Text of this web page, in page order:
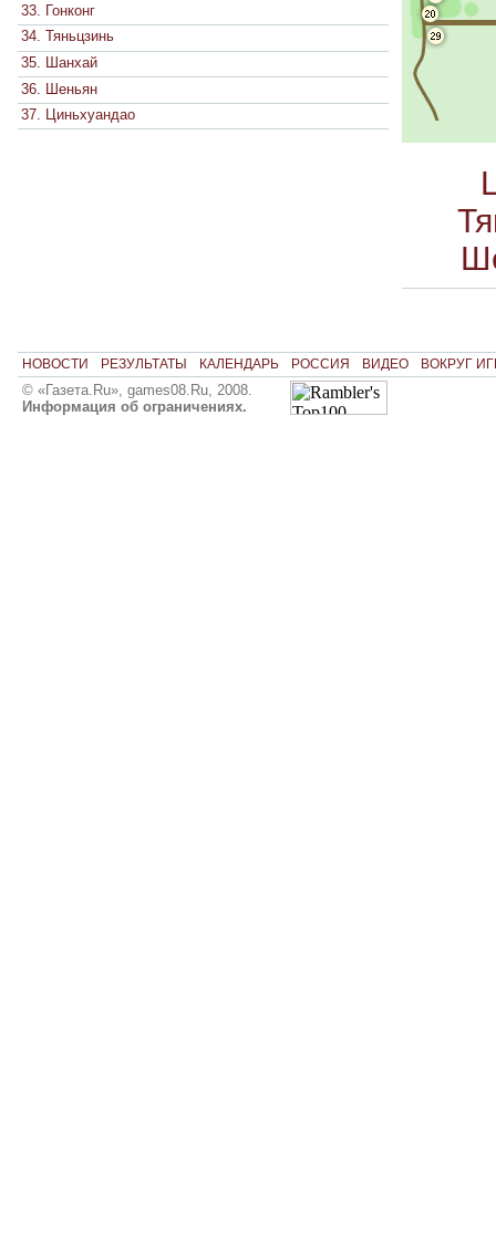
33. Гонконг
34. Тяньцзинь
35. Шанхай
36. Шеньян
37. Циньхуандао
НОВОСТИ РЕЗУЛЬТАТЫ КАЛЕНДАРЬ РОССИЯ ВИДЕО ВОКРУГ
© «Газета.Ru», games08.Ru, 2008.
Информация об ограничениях.